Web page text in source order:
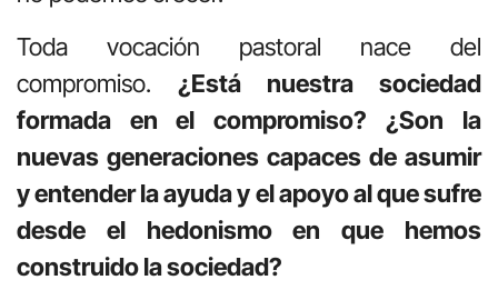
Toda vocación pastoral nace del
compromiso. ¿Está nuestra sociedad
formada en el compromiso?
¿Son la
nuevas generaciones capaces de asumir
y entender la ayuda y el apoyo al que sufre
desde el hedonismo en que hemos
construido la sociedad?